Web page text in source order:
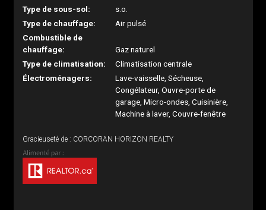
Type de sous-sol:
s.o.
Type de chauffage:
Air pulsé
Combustible de
chauffage:
Gaz naturel
Type de climatisation:
Climatisation centrale
Électroménagers:
Lave-vaisselle, Sécheuse,
Congélateur, Ouvre-porte de
garage, Micro-ondes, Cuisinière,
Machine à laver, Couvre-fenêtre
Gracieuseté de : CORCORAN HORIZON REALTY